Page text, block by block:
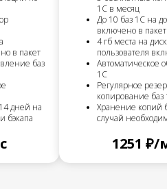
в пакет
баз
дней на
бэкапа
1С в месяц
До 10 баз 1С на
включено в пакет
4 гб места на
пользователя
Автоматическое
1С
Регулярное
копирование баз
Хранение копий
случай
1251 ₽/